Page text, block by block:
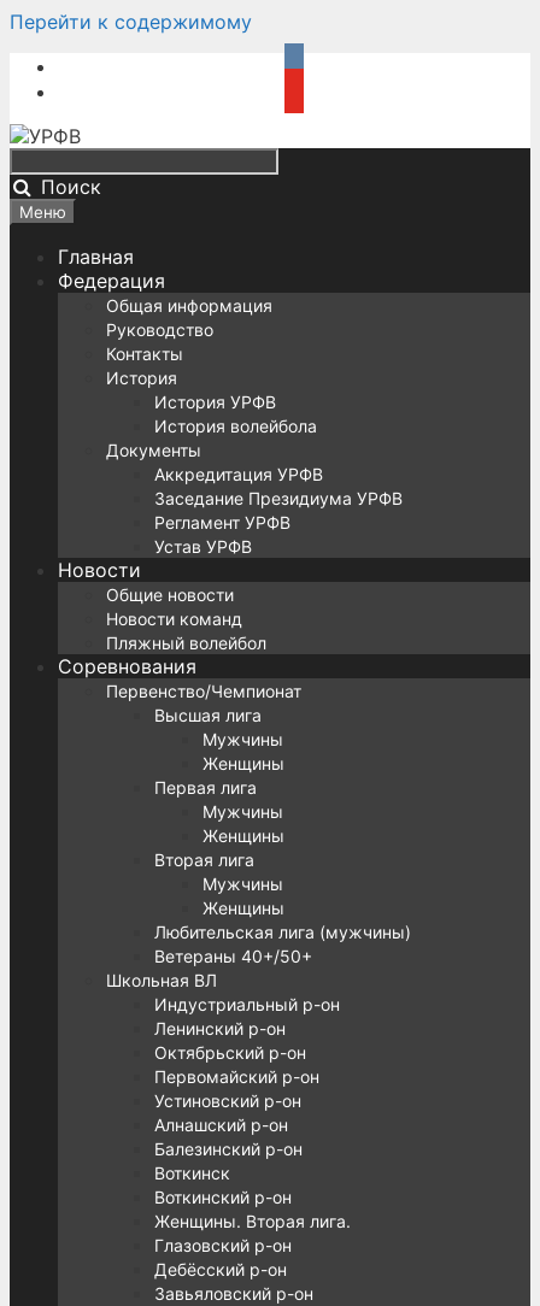
Перейти к содержимому
Поиск
Меню
Главная
Федерация
Общая информация
Руководство
Контакты
История
История УРФВ
История волейбола
Документы
Аккредитация УРФВ
Заседание Президиума УРФВ
Регламент УРФВ
Устав УРФВ
Новости
Общие новости
Новости команд
Пляжный волейбол
Соревнования
Первенство/Чемпионат
Высшая лига
Мужчины
Женщины
Первая лига
Мужчины
Женщины
Вторая лига
Мужчины
Женщины
Любительская лига (мужчины)
Ветераны 40+/50+
Школьная ВЛ
Индустриальный р-он
Ленинский р-он
Октябрьский р-он
Первомайский р-он
Устиновский р-он
Алнашский р-он
Балезинский р-он
Воткинск
Воткинский р-он
Женщины. Вторая лига.
Глазовский р-он
Дебёсский р-он
Завьяловский р-он